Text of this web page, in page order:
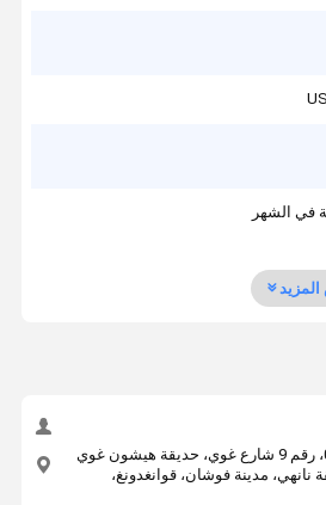
العنوان: ورشة العمل رقم 03، رقم 9 شارع غوي، حديقة هيشون غوي
نانهي، مدينة فوشان، قوانغدونغ،